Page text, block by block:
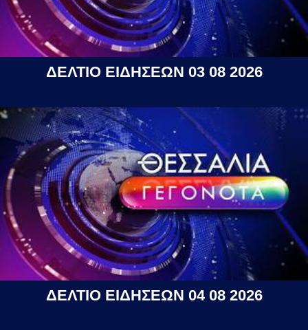
ΔΕΛΤΙΟ ΕΙΔΗΣΕΩΝ 03 08 2026
ΔΕΛΤΙΟ ΕΙΔΗΣΕΩΝ 04 08 2026